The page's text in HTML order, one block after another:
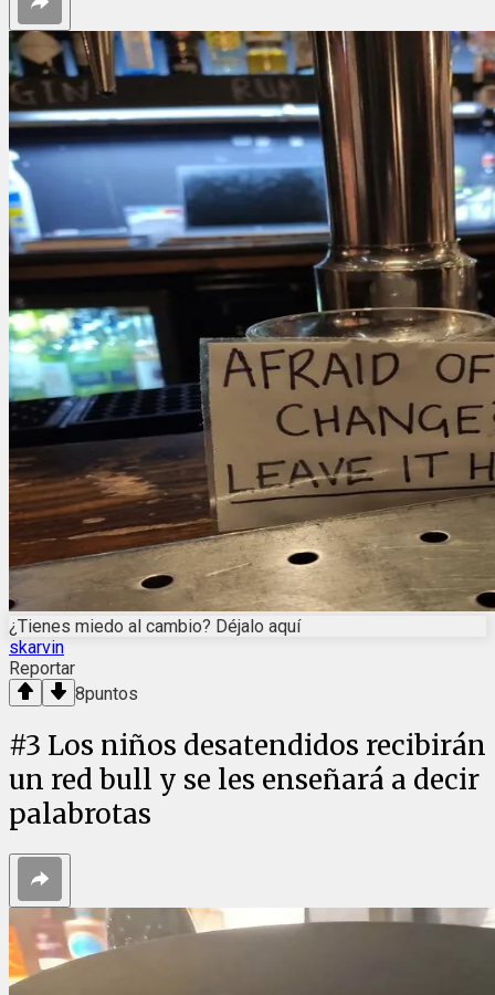
¿Tienes miedo al cambio? Déjalo aquí
skarvin
Reportar
8puntos
#3 Los niños desatendidos recibirán
un red bull y se les enseñará a decir
palabrotas